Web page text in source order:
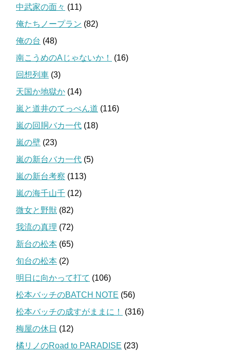
中武家の面々 (11)
俺たちノープラン (82)
俺の台 (48)
南こうめのAじゃないか！
(16)
回想列車 (3)
天国か地獄か (14)
嵐と道井のてっぺん道 (116)
嵐の回胴バカ一代 (18)
嵐の壁 (23)
嵐の新台バカ一代 (5)
嵐の新台考察 (113)
嵐の海千山千 (12)
微女と野獣 (82)
我流の真理 (72)
新台の松本 (65)
旬台の松本 (2)
明日に向かって打て (106)
松本バッチのBATCH NOTE (56)
松本バッチの成すがままに！
(316)
梅屋の休日 (12)
橘リノのRoad to PARADISE (23)